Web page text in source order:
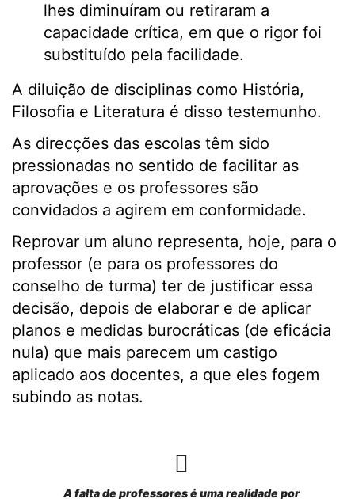
lhes diminuíram ou retiraram a
capacidade crítica, em que o rigor foi
substituído pela facilidade.
A diluição de disciplinas como História,
Filosofia e Literatura é disso testemunho.
As direcções das escolas têm sido
pressionadas no sentido de facilitar as
aprovações e os professores são
convidados a agirem em conformidade.
Reprovar um aluno representa, hoje, para o
professor (e para os professores do
conselho de turma) ter de justificar essa
decisão, depois de elaborar e de aplicar
planos e medidas burocráticas (de eficácia
nula) que mais parecem um castigo
aplicado aos docentes, a que eles fogem
subindo as notas.
A falta de professores é uma realidade por